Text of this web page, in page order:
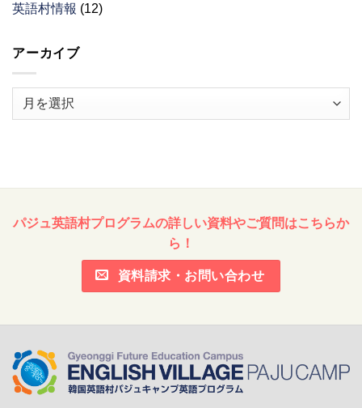
英語村情報 (12)
アーカイブ
パジュ英語村プログラムの詳しい資料やご質問はこちらか
ら！
資料請求・お問い合わせ